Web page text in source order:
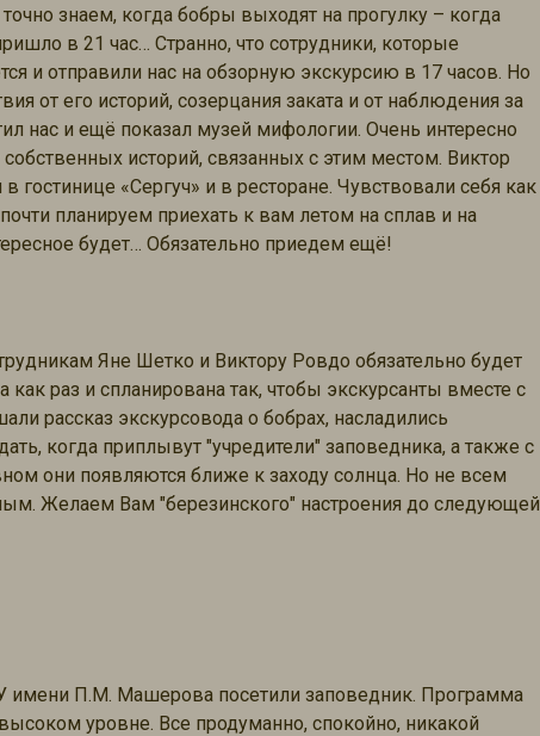
знаем, когда бобры выходят на прогулку – когда
в 21 час… Странно, что сотрудники, которые
и отправили нас на обзорную экскурсию в 17 часов. Но
от его историй, созерцания заката и от наблюдения за
нас и ещё показал музей мифологии. Очень интересно
историй, связанных с этим местом. Виктор
«Сергуч» и в ресторане. Чувствовали себя как
планируем приехать к вам летом на сплав и на
будет… Обязательно приедем ещё!
Яне Шетко и Виктору Ровдо обязательно будет
как раз и спланирована так, чтобы экскурсанты вместе с
рассказ экскурсовода о бобрах, насладились
когда приплывут "учредители" заповедника, а также с
они появляются ближе к заходу солнца. Но не всем
Желаем Вам "березинского" настроения до следующей
имени П.М. Машерова посетили заповедник. Программа
уровне. Все продуманно, спокойно, никакой